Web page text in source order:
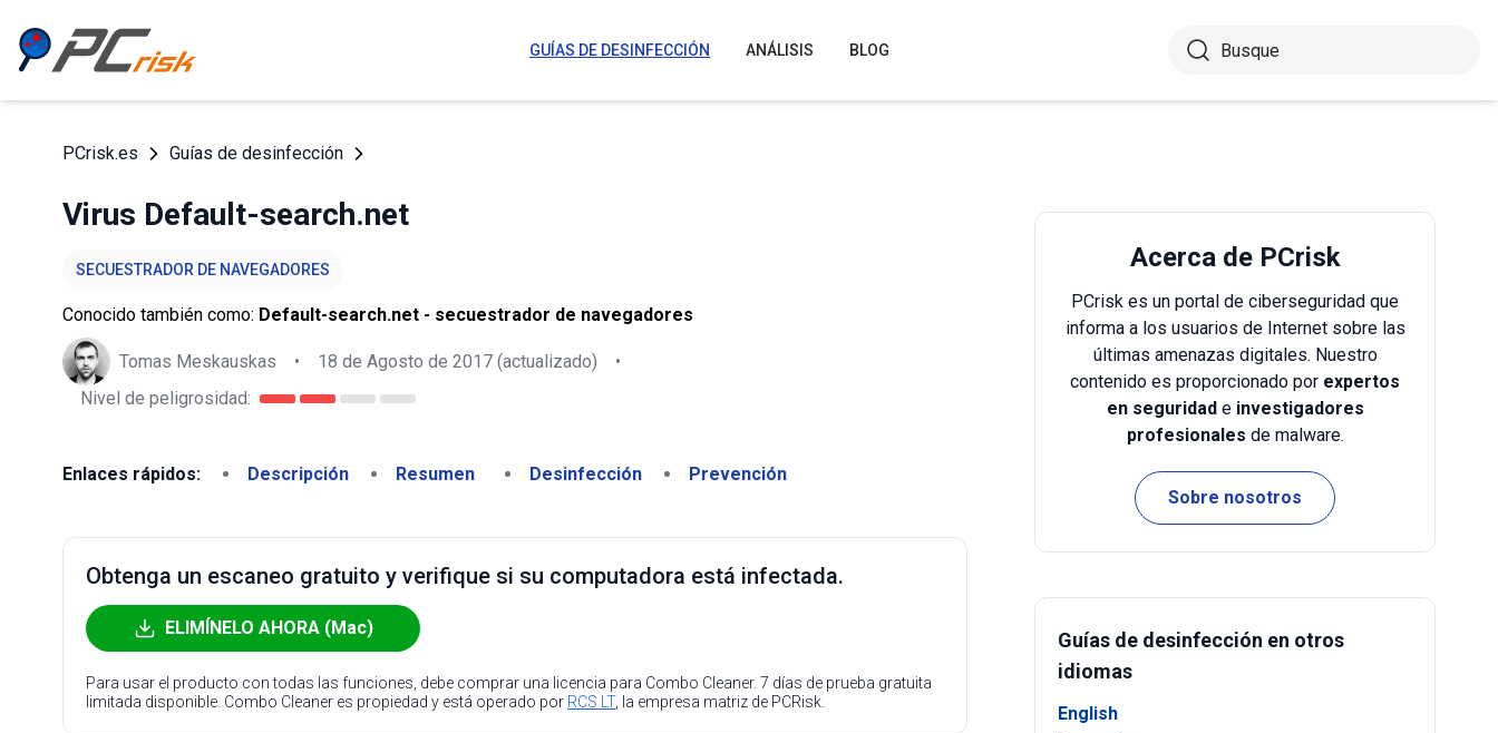
GUÍAS DE DESINFECCIÓN ANÁLISIS BLOG
PCrisk.es Guías de desinfección
Virus Default-search.net
SECUESTRADOR DE NAVEGADORES
Conocido también como: Default-search.net - secuestrador de navegadores
Tomas Meskauskas • 18 de Agosto de 2017 (actualizado)
•
Nivel de peligrosidad:
Enlaces rápidos: Descripción Resumen Desinfección Prevención
Obtenga un escaneo gratuito y verifique si su computadora está infectada.
ELIMÍNELO AHORA (Mac)
Para usar el producto con todas las funciones, debe comprar una licencia para Combo Cleaner. 7 días de prueba gratuita
limitada disponible. Combo Cleaner es propiedad y está operado por RCS LT, la empresa matriz de PCRisk.
Acerca de PCrisk
PCrisk es un portal de ciberseguridad que
informa a los usuarios de Internet sobre las
últimas amenazas digitales. Nuestro
contenido es proporcionado por expertos
en seguridade investigadores
profesionales de malware.
Sobre nosotros
Guías de desinfección en otros
idiomas
English